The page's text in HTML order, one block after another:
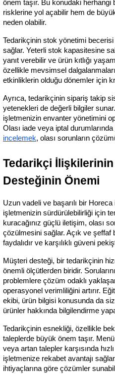
önem taşır. Bu konudaki herhangi
risklerine yol açabilir hem de
neden olabilir.
Tedarikçinin stok yönetimi
sağlar. Yeterli stok kapasitesine
yanıt verebilir ve ürün kıtlığı
özellikle mevsimsel
etkinliklerin olduğu dönemler için
Ayrıca, tedarikçinin sipariş takip
yetenekleri de değerli bilgiler
işletmenizin envanter yönetimini
Olası iade veya iptal durumlarında
incelemek, olası sorunların
Tedarikçi
Desteğinin Önemi
Uzun vadeli ve başarılı bir
işletmenizin sürdürülebilirliği için
kuracağınız güçlü iletişim, olası
çözülmesini sağlar. Açık ve şeffaf
faydalıdır ve karşılıklı güveni
Müşteri desteği, bir tedarikçinin
önemli ölçütlerden biridir.
problemlere çözüm odaklı
operasyonel verimliliğini artırır.
ekibi, ürün bilgisi konusunda da
ürünler hakkında bilgilendirme
Tedarikçinin esnekliği, özellikle
taleplerde büyük önem taşır.
veya artan talepler karşısında
işletmenize rekabet avantajı
ihtiyaçlarına göre çözümler